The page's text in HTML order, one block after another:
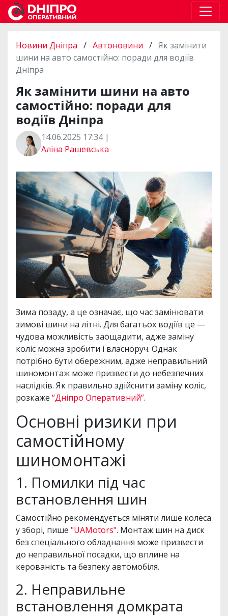
Новини Дніпра / Автоновини / Як замінити
шини на авто самостійно: поради для водіїв
Дніпра
Як замінити шини на авто
самостійно: поради для
водіїв Дніпра
14.06.2025 17:34 |
Аліна Рашевська
Зима позаду, а це означає, що час замінювати
зимові шини на літні. Для багатьох водіїв це —
чудова можливість заощадити, адже заміну
коліс можна зробити і власноруч. Однак
потрібно бути обережним, адже неправильний
шиномонтаж може призвести до небезпечних
наслідків. Як правильно здійснити заміну коліс,
розкаже “Дніпро Оперативний”.
Основні ризики при
самостійному
шиномонтажі
1. Помилки під час
встановлення шин
Самостійно рекомендується міняти лише колеса
у зборі, пише "UAMotors". Монтаж шин на диск
без спеціального обладнання може призвести
до неправильної посадки, що вплине на
керованість та безпеку автомобіля.
2. Неправильне
встановлення домкрата